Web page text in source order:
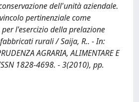
dell'unità aziendale.
pertinenziale come
l'esercizio della prelazione
rurali / Saija, R.. - In:
AGRARIA, ALIMENTARE E
1828-4698. - 3(2010), pp.